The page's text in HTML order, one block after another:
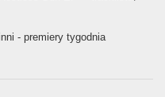
- premiery tygodnia